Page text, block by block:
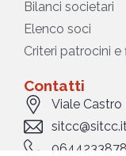
Bilanci societari
Elenco soci
Criteri patrocini
Contatti
Viale Castro
sitcc@sitcc.it
0644233878